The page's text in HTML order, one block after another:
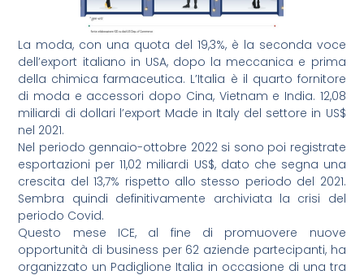
La moda, con una quota del 19,3%, è la seconda voce
dell’export italiano in USA, dopo la meccanica e prima
della chimica farmaceutica. L’Italia è il quarto fornitore
di moda e accessori dopo Cina, Vietnam e India. 12,08
miliardi di dollari l’export Made in Italy del settore in US$
nel 2021.
Nel periodo gennaio-ottobre 2022 si sono poi registrate
esportazioni per 11,02 miliardi US$, dato che segna una
crescita del 13,7% rispetto allo stesso periodo del 2021.
Sembra quindi definitivamente archiviata la crisi del
periodo Covid.
Questo mese ICE, al fine di promuovere nuove
opportunità di business per 62 aziende partecipanti, ha
organizzato un Padiglione Italia in occasione di una tra